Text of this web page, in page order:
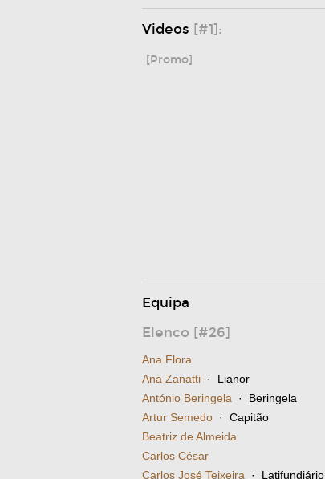
Videos [#1]:
[Promo]
Equipa
Elenco [#26]
Ana Flora
Ana Zanatti · Lianor
António Beringela · Beringela
Artur Semedo · Capitão
Beatriz de Almeida
Carlos César
Carlos José Teixeira · Latifundiário